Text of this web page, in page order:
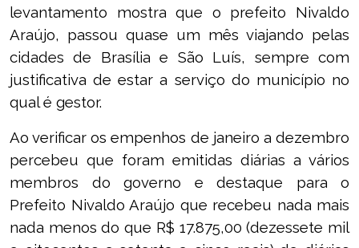
levantamento mostra que o prefeito Nivaldo
Araújo, passou quase um mês viajando pelas
cidades de Brasília e São Luís, sempre com
justificativa de estar a serviço do município no
qual é gestor.
Ao verificar os empenhos de janeiro a dezembro
percebeu que foram emitidas diárias a vários
membros do governo e destaque para o
Prefeito Nivaldo Araújo que recebeu nada mais
nada menos do que R$ 17.875,00 (dezessete mil